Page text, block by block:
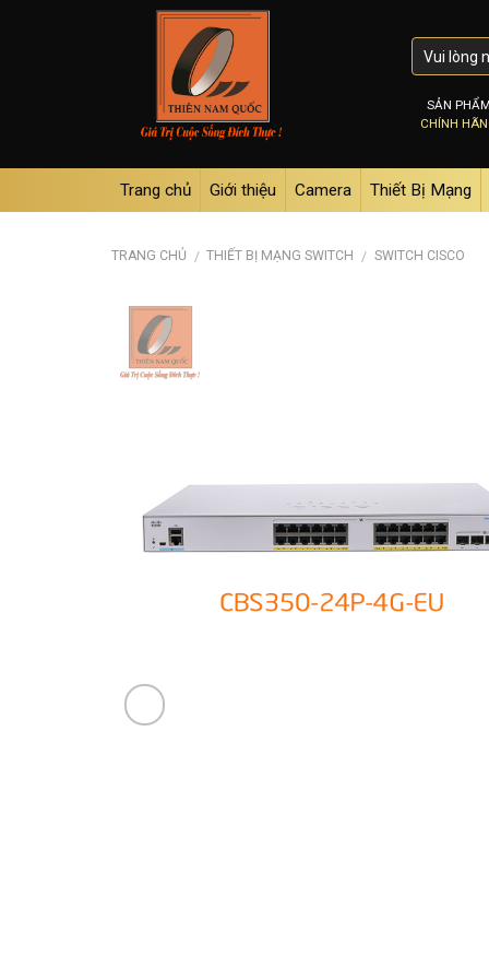
SẢN PHẨM
CHÍNH
Trang chủ Giới thiệu Camera Thiết Bị Mạng
TRANG CHỦ / THIẾT BỊ MẠNG SWITCH / SWITCH CISCO